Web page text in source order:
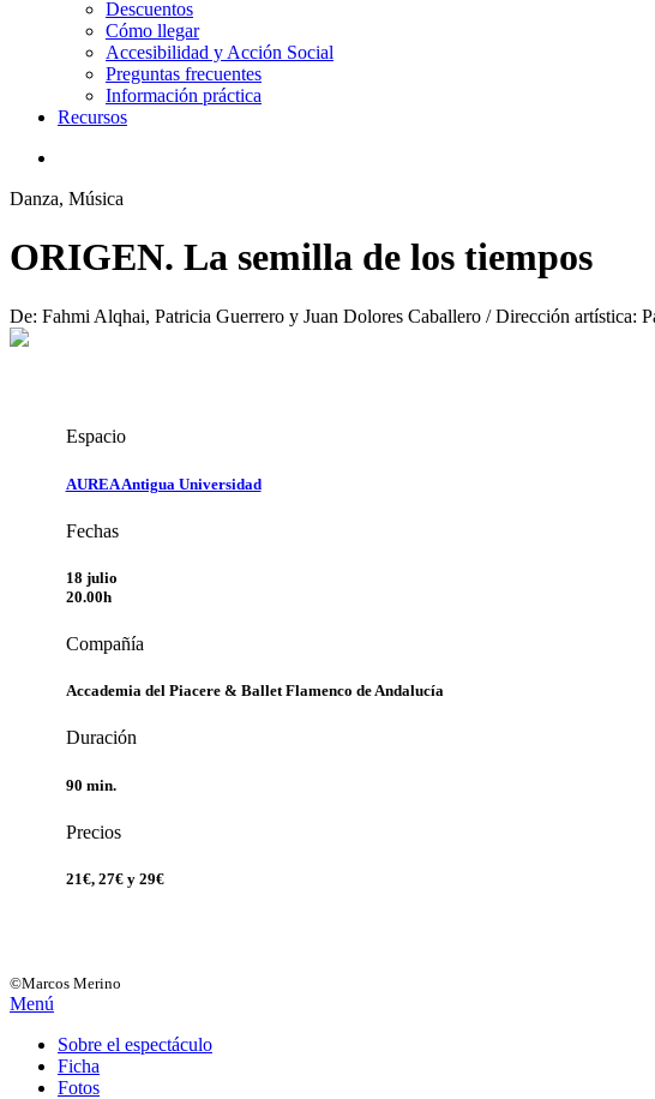
Descuentos
Cómo llegar
Accesibilidad y Acción Social
Preguntas frecuentes
Información práctica
Recursos
Danza, Música
ORIGEN. La semilla de los tiempos
De: Fahmi Alqhai, Patricia Guerrero y Juan Dolores Caballero / Dirección artística:
Espacio
AUREA Antigua Universidad
Fechas
18 julio
20.00h
Compañía
Accademia del Piacere & Ballet Flamenco de Andalucía
Duración
90 min.
Precios
21€, 27€ y 29€
©Marcos Merino
Menú
Sobre el espectáculo
Ficha
Fotos